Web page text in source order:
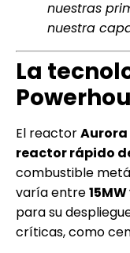
nuestras
nuestra
La
El reactorAurora
reactor rápido
combustible
varía entre
para su
críticas, como